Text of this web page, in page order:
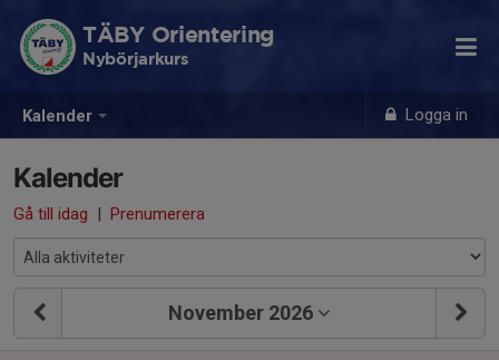
Kalender Logga in
TÄBY Orientering
Nybörjarkurs
Kalender
Gå till idag | Prenumerera
November 2026